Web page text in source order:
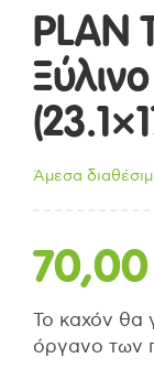
PLAN
Άμεσα
70,00
Το καχόν θα
όργανο των